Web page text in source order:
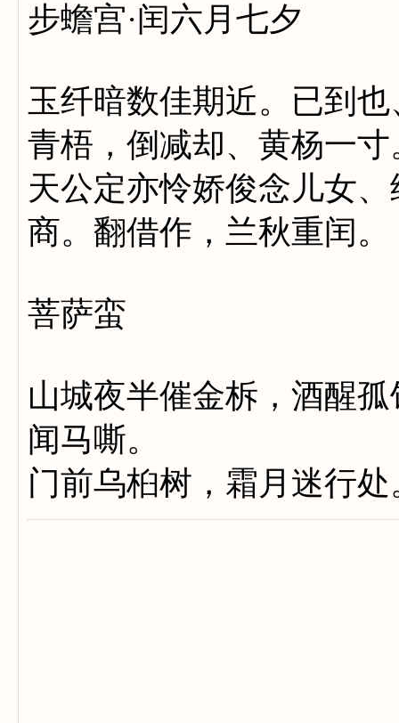
步蟾宫·闰六月七夕
玉纤暗数佳期近。已到
青梧，倒减却、黄杨
天公定亦怜娇俊念儿女
商。翻借作，兰秋重闰。
菩萨蛮
山城夜半催金柝，酒醒
闻马嘶。
门前乌桕树，霜月迷行